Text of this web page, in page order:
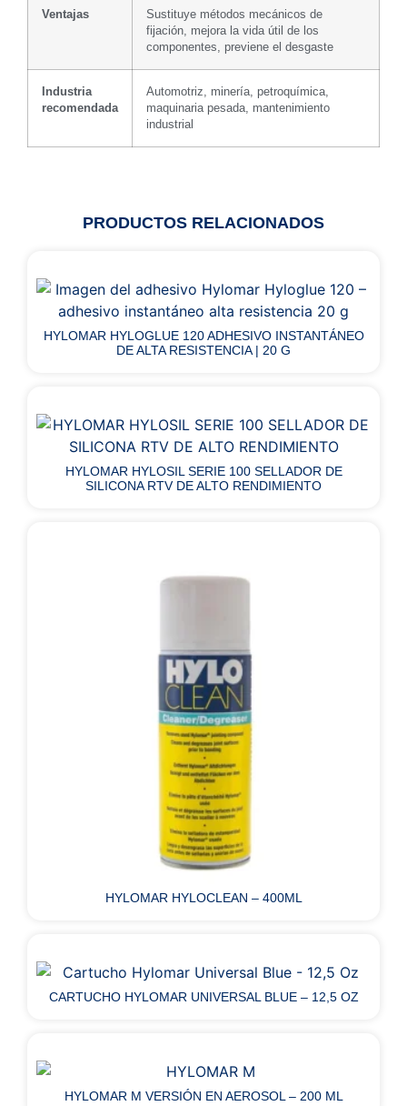
Ventajas
Sustituye métodos mecánicos de
fijación, mejora la vida útil de los
componentes, previene el desgaste
Industria
recomendada
Automotriz, minería, petroquímica,
maquinaria pesada, mantenimiento
industrial
PRODUCTOS RELACIONADOS
HYLOMAR HYLOGLUE 120 ADHESIVO INSTANTÁNEO
DE ALTA RESISTENCIA | 20 G
HYLOMAR HYLOSIL SERIE 100 SELLADOR DE
SILICONA RTV DE ALTO RENDIMIENTO
HYLOMAR HYLOCLEAN – 400ML
CARTUCHO HYLOMAR UNIVERSAL BLUE – 12,5 OZ
HYLOMAR M VERSIÓN EN AEROSOL – 200 ML